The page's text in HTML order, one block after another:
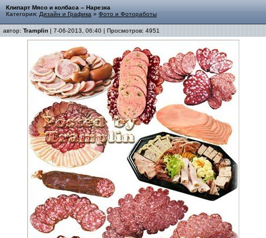
Клипарт Мясо и колбаса – Нарезка
Категория: Дизайн и Графика » Фото и Фотоработы
автор: Tramplin | 7-06-2013, 06:40 | Просмотров: 4951